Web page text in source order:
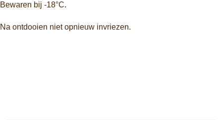
Bewaren bij -18°C.
Na ontdooien niet opnieuw invriezen.